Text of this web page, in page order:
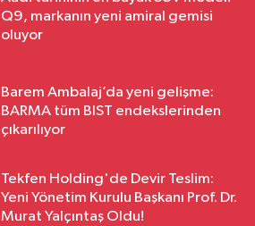
Q9, markanın yeni amiral gemisi
oluyor
Barem Ambalaj’da yeni gelişme:
BARMA tüm BIST endekslerinden
çıkarılıyor
Tekfen Holding'de Devir Teslim:
Yeni Yönetim Kurulu Başkanı Prof. Dr.
Murat Yalçıntaş Oldu!